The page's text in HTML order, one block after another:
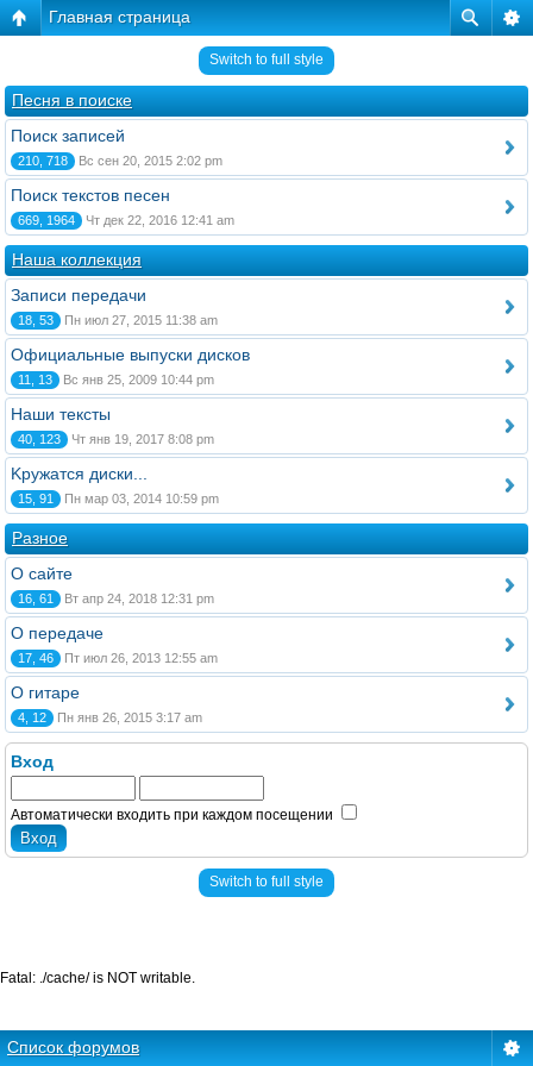
Главная страница
Switch to full style
Песня в поиске
Поиск записей
210, 718 Вс сен 20, 2015 2:02 pm
Поиск текстов песен
669, 1964 Чт дек 22, 2016 12:41 am
Наша коллекция
Записи передачи
18, 53 Пн июл 27, 2015 11:38 am
Официальные выпуски дисков
11, 13 Вс янв 25, 2009 10:44 pm
Наши тексты
40, 123 Чт янв 19, 2017 8:08 pm
Kружатся диски...
15, 91 Пн мар 03, 2014 10:59 pm
Разное
О сайте
16, 61 Вт апр 24, 2018 12:31 pm
О передаче
17, 46 Пт июл 26, 2013 12:55 am
О гитаре
4, 12 Пн янв 26, 2015 3:17 am
Вход
Автоматически входить при каждом посещении
Switch to full style
Список форумов
Fatal: ./cache/ is NOT writable.